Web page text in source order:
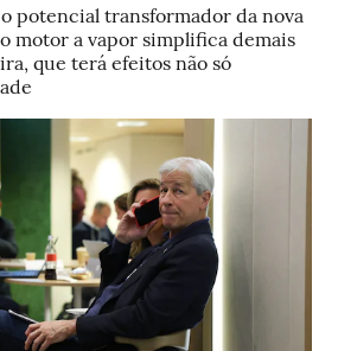
potencial transformador da nova
motor a vapor simplifica demais
que terá efeitos não só